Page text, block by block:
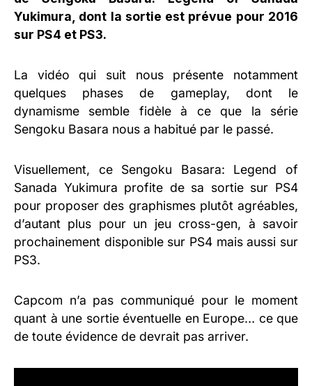
Yukimura, dont la sortie est prévue pour 2016
sur PS4 et PS3.
La vidéo qui suit nous présente notamment
quelques phases de gameplay, dont le
dynamisme semble fidèle à ce que la série
Sengoku Basara nous a habitué par le passé.
Visuellement, ce Sengoku Basara: Legend of
Sanada Yukimura profite de sa sortie sur PS4
pour proposer des graphismes plutôt agréables,
d’autant plus pour un jeu cross-gen, à savoir
prochainement disponible sur PS4 mais aussi sur
PS3.
Capcom n’a pas communiqué pour le moment
quant à une sortie éventuelle en Europe… ce que
de toute évidence de devrait pas arriver.